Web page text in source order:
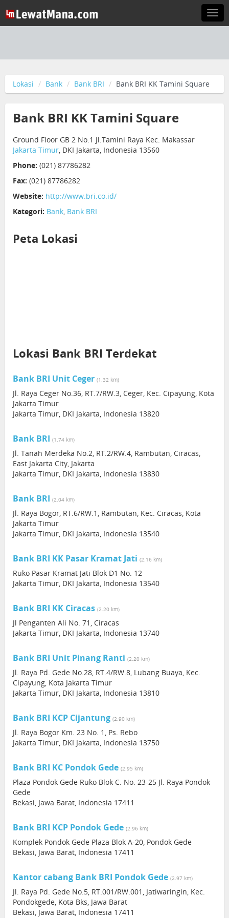
Lokasi Bank Bank BRI Bank BRI KK Tamini Square
Bank BRI KK Tamini Square
Ground Floor GB 2 No.1 Jl.Tamini Raya Kec. Makassar
Jakarta Timur, DKI Jakarta, Indonesia 13560
Phone: (021) 87786282
Fax: (021) 87786282
Website: http://www.bri.co.id/
Kategori: Bank, Bank BRI
Peta Lokasi
Lokasi Bank BRI Terdekat
Bank BRI Unit Ceger (1.32 km)
Jl. Raya Ceger No.36, RT.7/RW.3, Ceger, Kec. Cipayung, Kota
Jakarta Timur
Jakarta Timur, DKI Jakarta, Indonesia 13820
Bank BRI (1.74 km)
Jl. Tanah Merdeka No.2, RT.2/RW.4, Rambutan, Ciracas,
East Jakarta City, Jakarta
Jakarta Timur, DKI Jakarta, Indonesia 13830
Bank BRI (2.04 km)
Jl. Raya Bogor, RT.6/RW.1, Rambutan, Kec. Ciracas, Kota
Jakarta Timur
Jakarta Timur, DKI Jakarta, Indonesia 13540
Bank BRI KK Pasar Kramat Jati (2.16 km)
Ruko Pasar Kramat Jati Blok D1 No. 12
Jakarta Timur, DKI Jakarta, Indonesia 13540
Bank BRI KK Ciracas (2.20 km)
Jl Penganten Ali No. 71, Ciracas
Jakarta Timur, DKI Jakarta, Indonesia 13740
Bank BRI Unit Pinang Ranti (2.20 km)
Jl. Raya Pd. Gede No.28, RT.4/RW.8, Lubang Buaya, Kec.
Cipayung, Kota Jakarta Timur
Jakarta Timur, DKI Jakarta, Indonesia 13810
Bank BRI KCP Cijantung (2.90 km)
Jl. Raya Bogor Km. 23 No. 1, Ps. Rebo
Jakarta Timur, DKI Jakarta, Indonesia 13750
Bank BRI KC Pondok Gede (2.95 km)
Plaza Pondok Gede Ruko Blok C. No. 23-25 Jl. Raya Pondok
Gede
Bekasi, Jawa Barat, Indonesia 17411
Bank BRI KCP Pondok Gede (2.96 km)
Komplek Pondok Gede Plaza Blok A-20, Pondok Gede
Bekasi, Jawa Barat, Indonesia 17411
Kantor cabang Bank BRI Pondok Gede (2.97 km)
Jl. Raya Pd. Gede No.5, RT.001/RW.001, Jatiwaringin, Kec.
Pondokgede, Kota Bks, Jawa Barat
Bekasi, Jawa Barat, Indonesia 17411